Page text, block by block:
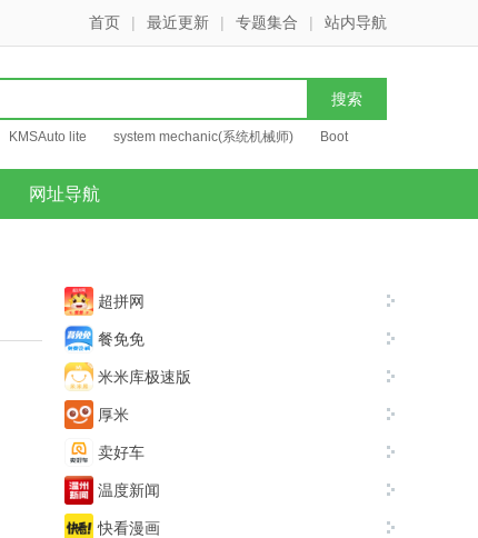
首页 | 最近更新 | 专题集合 | 站内导航
KMSAuto lite system mechanic(系统机械师) Boot
网址导航
超拼网
餐免免
米米库极速版
厚米
卖好车
温度新闻
快看漫画